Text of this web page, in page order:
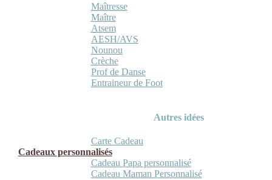
Maîtresse
Maître
Atsem
AESH/AVS
Nounou
Crèche
Prof de Danse
Entraineur de Foot
Autres idées
Carte Cadeau
Cadeaux personnalisés
Cadeau Papa personnalisé
Cadeau Maman Personnalisé